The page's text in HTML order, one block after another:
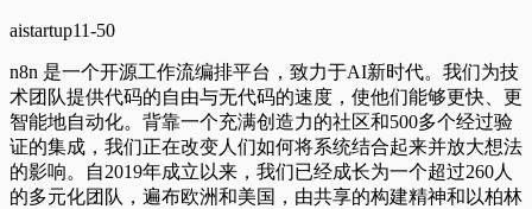
aistartup11-50
n8n 是一个开源工作流编排平台，致力于AI新时代。我们为技
术团队提供代码的自由与无代码的速度，使他们能够更快、更
智能地自动化。背靠一个充满创造力的社区和500多个经过验
证的集成，我们正在改变人们如何将系统结合起来并放大想法
的影响。自2019年成立以来，我们已经成长为一个超过260人
的多元化团队，遍布欧洲和美国，由共享的构建精神和以柏林